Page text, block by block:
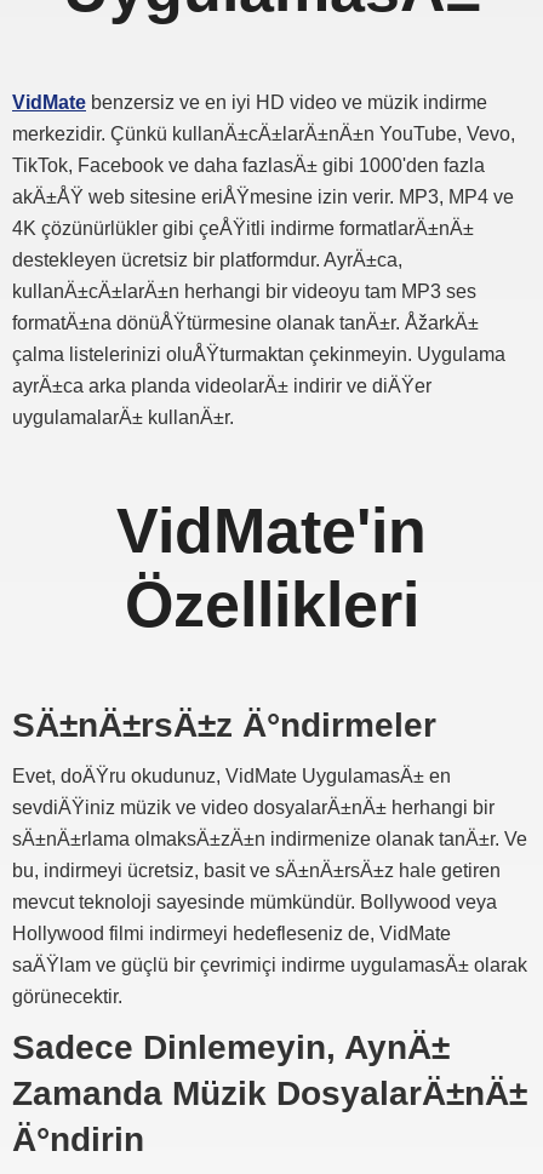
VidMate benzersiz ve en iyi HD video ve müzik indirme
merkezidir. Çünkü kullanÄ±cÄ±larÄ±nÄ±n YouTube, Vevo,
TikTok, Facebook ve daha fazlasÄ± gibi 1000'den fazla
akÄ±ÅŸ web sitesine eriÅŸmesine izin verir. MP3, MP4 ve
4K çözünürlükler gibi çeÅŸitli indirme formatlarÄ±nÄ±
destekleyen ücretsiz bir platformdur. AyrÄ±ca,
kullanÄ±cÄ±larÄ±n herhangi bir videoyu tam MP3 ses
formatÄ±na dönüÅŸtürmesine olanak tanÄ±r. ÅžarkÄ±
çalma listelerinizi oluÅŸturmaktan çekinmeyin. Uygulama
ayrÄ±ca arka planda videolarÄ± indirir ve diÄŸer
uygulamalarÄ± kullanÄ±r.
VidMate'in
Özellikleri
SÄ±nÄ±rsÄ±z Ä°ndirmeler
Evet, doÄŸru okudunuz, VidMate UygulamasÄ± en
sevdiÄŸiniz müzik ve video dosyalarÄ±nÄ± herhangi bir
sÄ±nÄ±rlama olmaksÄ±zÄ±n indirmenize olanak tanÄ±r. Ve
bu, indirmeyi ücretsiz, basit ve sÄ±nÄ±rsÄ±z hale getiren
mevcut teknoloji sayesinde mümkündür. Bollywood veya
Hollywood filmi indirmeyi hedefleseniz de, VidMate
saÄŸlam ve güçlü bir çevrimiçi indirme uygulamasÄ± olarak
görünecektir.
Sadece Dinlemeyin, AynÄ±
Zamanda Müzik DosyalarÄ±nÄ±
Ä°ndirin